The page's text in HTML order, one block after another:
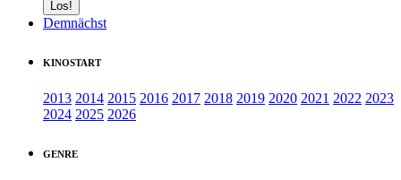
Demnächst
KINOSTART
2013 2014 2015 2016 2017 2018 2019 2020 2021 2022 2023
2024 2025 2026
GENRE